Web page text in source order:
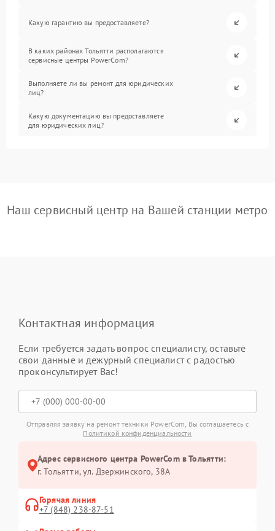
Какую гарантию вы предоставляете?
В каких районах Тольятти располагаются
сервисные центры PowerCom?
Выполняете ли вы ремонт для юридических
лиц?
Какую документацию вы предоставляете
для юридических лиц?
Наш сервисный центр на Вашей станции метро
Контактная информация
Если требуется задать вопрос специалисту, оставьте
свои данные и дежурный специалист с радостью
проконсультирует Вас!
Отправляя заявку на ремонт техники PowerCom, Вы соглашаетесь с
Политикой конфиденциальности
Адрес сервисного центра PowerCom в Тольятти:
г. Тольятти, ул. Дзержинского, 38А
Горячая линия
+7 (848) 238-87-51